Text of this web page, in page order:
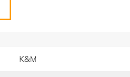
K&M